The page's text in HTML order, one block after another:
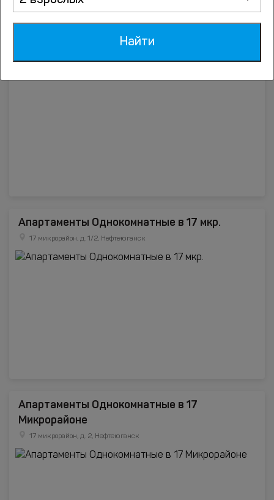
Алатырь в 15-м микрорайоне 21
Апартаменты Однокомнатные в 17 мкр.
17 микрорайон, д. 1/2, Нефтеюганск
Апартаменты Однокомнатные в 17
Микрорайоне
17 микрорайон, д. 2, Нефтеюганск
Найти